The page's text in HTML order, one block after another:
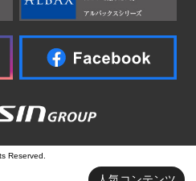
Reserved.